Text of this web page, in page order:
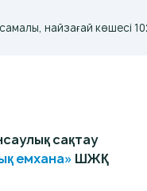
найзағай көшесі
сақтау
емхана» ШЖҚ